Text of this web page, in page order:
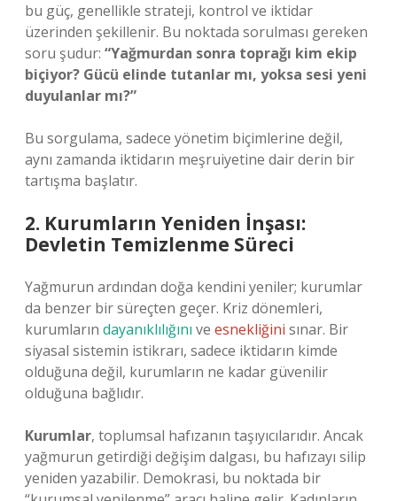
bu güç, genellikle strateji, kontrol ve iktidar
üzerinden şekillenir. Bu noktada sorulması gereken
soru şudur: “Yağmurdan sonra toprağı kim ekip
biçiyor? Gücü elinde tutanlar mı, yoksa sesi yeni
duyulanlar mı?”
Bu sorgulama, sadece yönetim biçimlerine değil,
aynı zamanda iktidarın meşruiyetine dair derin bir
tartışma başlatır.
2. Kurumların Yeniden İnşası:
Devletin Temizlenme Süreci
Yağmurun ardından doğa kendini yeniler; kurumlar
da benzer bir süreçten geçer. Kriz dönemleri,
kurumların dayanıklılığını ve esnekliğini sınar. Bir
siyasal sistemin istikrarı, sadece iktidarın kimde
olduğuna değil, kurumların ne kadar güvenilir
olduğuna bağlıdır.
Kurumlar, toplumsal hafızanın taşıyıcılarıdır. Ancak
yağmurun getirdiği değişim dalgası, bu hafızayı silip
yeniden yazabilir. Demokrasi, bu noktada bir